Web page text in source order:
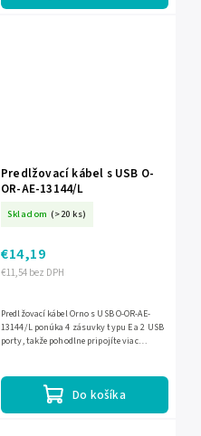
Predlžovací kábel s USB O-
OR-AE-13144/L
Skladom (>20 ks)
€11,54 bez DPH
€14,19
Do košíka
Predlžovací kábel Orno s USB O-OR-AE-
13144/L ponúka 4 zásuvky typu E a 2 USB
porty, takže pohodlne pripojíte viac